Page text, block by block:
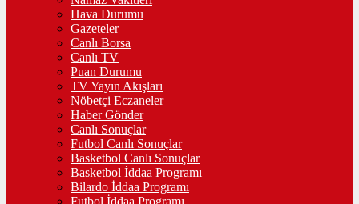
Hava Durumu
Gazeteler
Canlı Borsa
Canlı TV
Puan Durumu
TV Yayın Akışları
Nöbetçi Eczaneler
Haber Gönder
Canlı Sonuçlar
Futbol Canlı Sonuçlar
Basketbol Canlı Sonuçlar
Basketbol İddaa Programı
Bilardo İddaa Programı
Futbol İddaa Programı